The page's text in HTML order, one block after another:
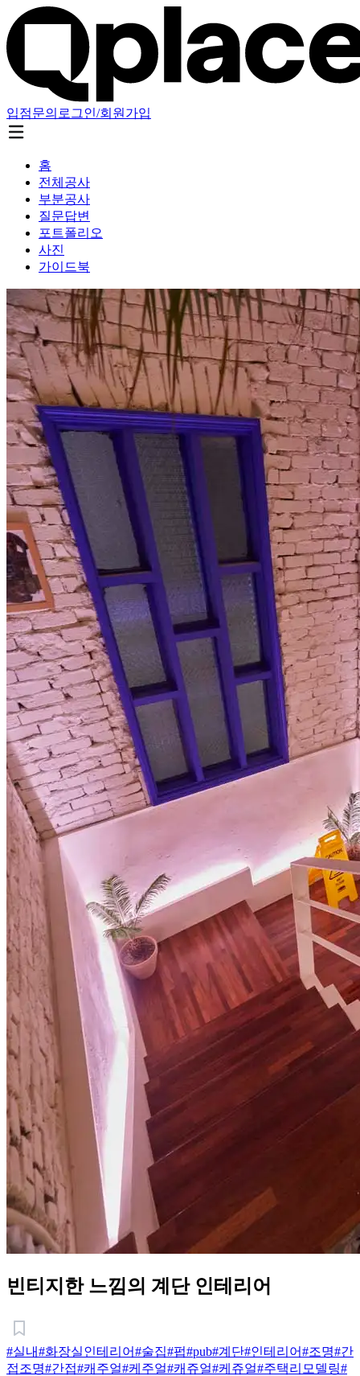
입점문의 로그인/회원가입
홈
전체공사
부분공사
질문답변
포트폴리오
사진
가이드북
빈티지한 느낌의 계단 인테리어
#실내#화장실인테리어#술집#펍#pub#계단#인테리어#조명#간
접조명#간접#캐주얼#케주얼#캐쥬얼#케쥬얼#주택리모델링#